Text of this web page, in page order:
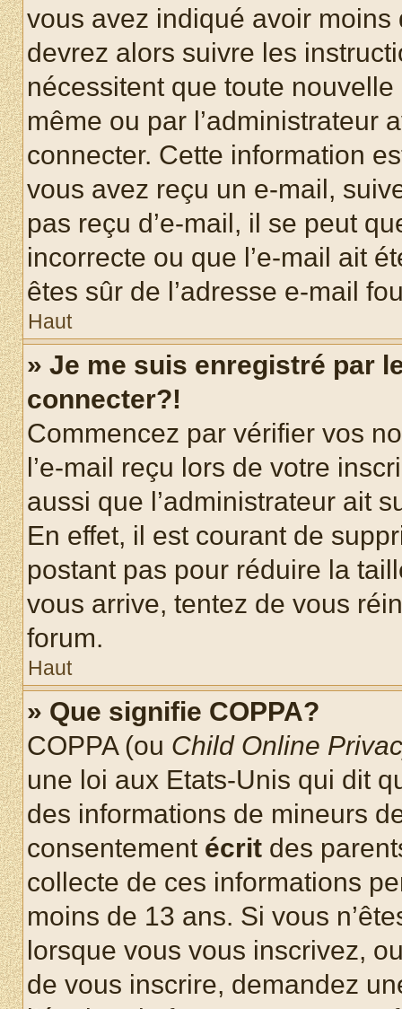
vous avez indiqué avoir moins
devrez alors suivre les
nécessitent que toute
même ou par l’administrateur
connecter. Cette information
vous avez reçu un e-mail,
pas reçu d’e-mail, il se peut
incorrecte ou que l’e-mail ait
êtes sûr de l’adresse e-mail
Haut
» Je me suis enregistré par
connecter?!
Commencez par vérifier vos
l’e-mail reçu lors de votre
aussi que l’administrateur ait
En effet, il est courant de
postant pas pour réduire la
vous arrive, tentez de vous
forum.
Haut
» Que signifie COPPA?
COPPA (ou Child Online
une loi aux Etats-Unis qui dit
des informations de mineurs
consentement écrit des
collecte de ces informations
moins de 13 ans. Si vous
lorsque vous vous inscrivez,
de vous inscrire, demandez